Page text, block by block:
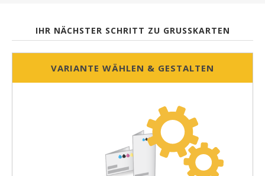
IHR NÄCHSTER SCHRITT ZU GRUSSKARTEN
VARIANTE WÄHLEN & GESTALTEN